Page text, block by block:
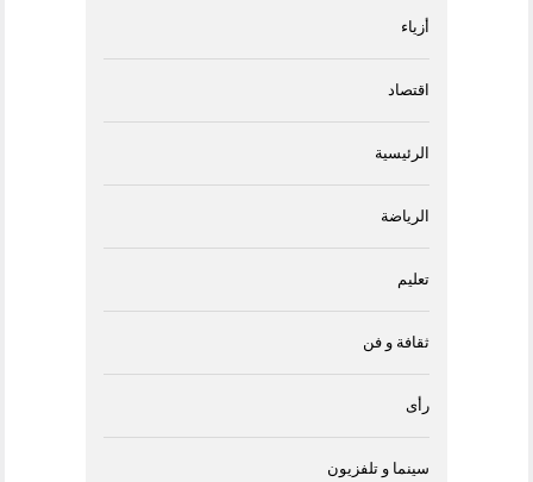
أزياء
اقتصاد
الرئيسية
الرياضة
تعليم
ثقافة و فن
رأى
سينما و تلفزيون